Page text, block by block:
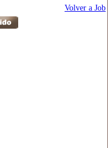
Volver a Job